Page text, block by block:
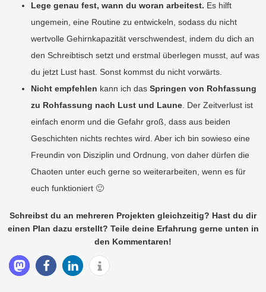
Lege genau fest, wann du woran arbeitest. Es hilft
ungemein, eine Routine zu entwickeln, sodass du nicht
wertvolle Gehirnkapazität verschwendest, indem du dich an
den Schreibtisch setzt und erstmal überlegen musst, auf was
du jetzt Lust hast. Sonst kommst du nicht vorwärts.
Nicht empfehlen kann ich das Springen von Rohfassung
zu Rohfassung nach Lust und Laune . Der Zeitverlust ist
einfach enorm und die Gefahr groß, dass aus beiden
Geschichten nichts rechtes wird. Aber ich bin sowieso eine
Freundin von Disziplin und Ordnung, von daher dürfen die
Chaoten unter euch gerne so weiterarbeiten, wenn es für
euch funktioniert 🙂
Schreibst du an mehreren Projekten gleichzeitig? Hast du dir
einen Plan dazu erstellt? Teile deine Erfahrung gerne unten in
den Kommentaren!